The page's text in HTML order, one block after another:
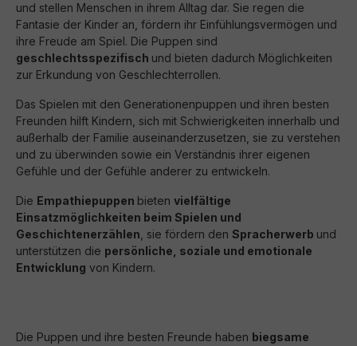
und stellen Menschen in ihrem Alltag dar. Sie regen die
Fantasie der Kinder an, fördern ihr Einfühlungsvermögen und
ihre Freude am Spiel. Die Puppen sind
geschlechtsspezifisch und bieten dadurch Möglichkeiten
zur Erkundung von Geschlechterrollen.
Das Spielen mit den Generationenpuppen und ihren besten
Freunden hilft Kindern, sich mit Schwierigkeiten innerhalb und
außerhalb der Familie auseinanderzusetzen, sie zu verstehen
und zu überwinden sowie ein Verständnis ihrer eigenen
Gefühle und der Gefühle anderer zu entwickeln.
Die Empathiepuppen bieten vielfältige
Einsatzmöglichkeiten beim Spielen und
Geschichtenerzählen , sie fördern den Spracherwerb und
unterstützen die persönliche, soziale und emotionale
Entwicklung von Kindern.
Die Puppen und ihre besten Freunde haben biegsame